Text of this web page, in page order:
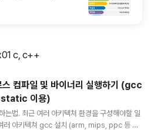
c, c++
컴파일 및 바이너리 실행하기 (gcc
이용)
법. 최근 여러 아키텍쳐 환경을 구성해야할 일
러 아키텍쳐 gcc 설치 (arm, mips, ppc 등 다